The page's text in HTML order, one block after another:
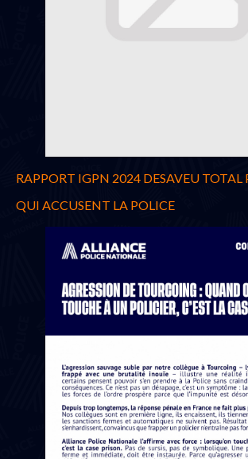
RAPPORT IGPN 2024 DESAVEU TOTAL
QUI ACCUSENT LA POLICE